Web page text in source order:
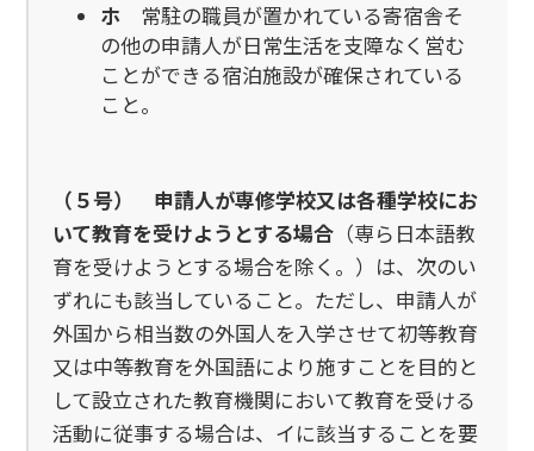
ホ 常駐の職員が置かれている寄宿舎そ
の他の申請人が日常生活を支障なく営む
ことができる宿泊施設が確保されている
こと。
（５号）
申請人が専修学校又は各種学校にお
いて教育を受けようとする場合 （専ら日本語教
育を受けようとする場合を除く。）は、次のい
ずれにも該当していること。ただし、申請人が
外国から相当数の外国人を入学させて初等教育
又は中等教育を外国語により施すことを目的と
して設立された教育機関において教育を受ける
活動に従事する場合は、イに該当することを要